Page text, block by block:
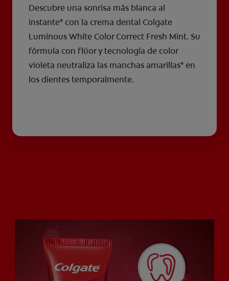
Descubre una sonrisa más blanca al
instante* con la crema dental Colgate
Luminous White Color Correct Fresh Mint. Su
fórmula con flúor y tecnología de color
violeta neutraliza las manchas amarillas* en
los dientes temporalmente.